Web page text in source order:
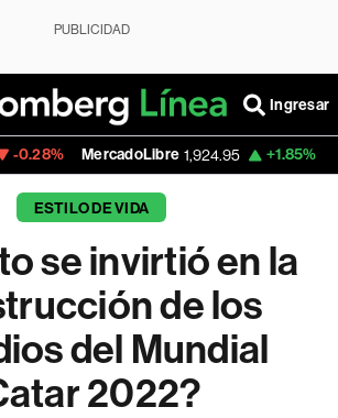
PUBLICIDAD
Ingresar
1,924.95 +1.85% Banco de
ESTILO DE VIDA
se invirtió en la
de los
del Mundial
2022?